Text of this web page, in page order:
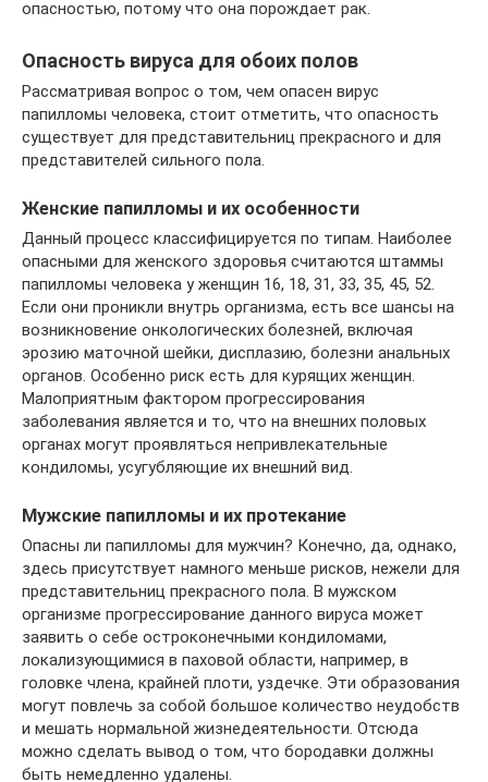
опасностью, потому что она порождает рак.
Опасность вируса для обоих полов
Рассматривая вопрос о том, чем опасен вирус
папилломы человека, стоит отметить, что опасность
существует для представительниц прекрасного и для
представителей сильного пола.
Женские папилломы и их особенности
Данный процесс классифицируется по типам. Наиболее
опасными для женского здоровья считаются штаммы
папилломы человека у женщин 16, 18, 31, 33, 35, 45, 52.
Если они проникли внутрь организма, есть все шансы на
возникновение онкологических болезней, включая
эрозию маточной шейки, дисплазию, болезни анальных
органов. Особенно риск есть для курящих женщин.
Малоприятным фактором прогрессирования
заболевания является и то, что на внешних половых
органах могут проявляться непривлекательные
кондиломы, усугубляющие их внешний вид.
Мужские папилломы и их протекание
Опасны ли папилломы для мужчин? Конечно, да, однако,
здесь присутствует намного меньше рисков, нежели для
представительниц прекрасного пола. В мужском
организме прогрессирование данного вируса может
заявить о себе остроконечными кондиломами,
локализующимися в паховой области, например, в
головке члена, крайней плоти, уздечке. Эти образования
могут повлечь за собой большое количество неудобств
и мешать нормальной жизнедеятельности. Отсюда
можно сделать вывод о том, что бородавки должны
быть немедленно удалены.